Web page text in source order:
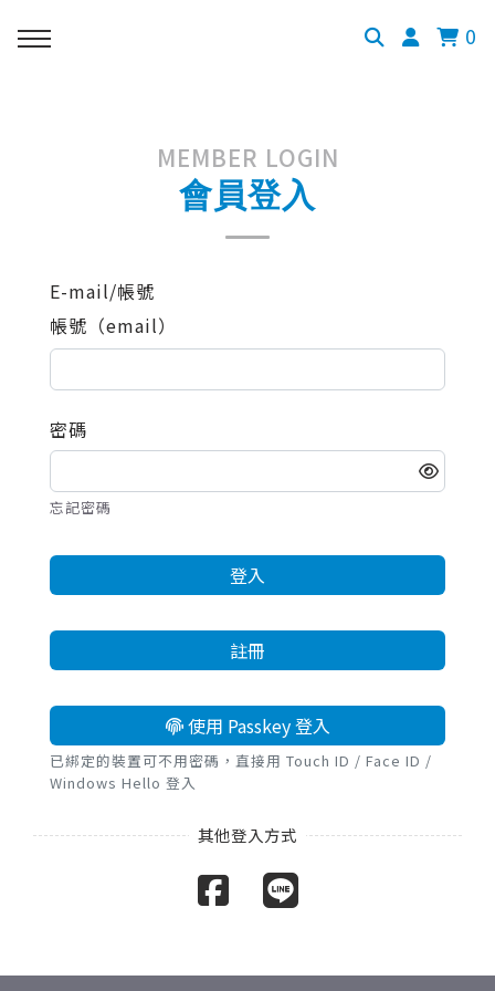
0
MEMBER LOGIN
會員登入
E-mail/帳號
帳號（email）
密碼
忘記密碼
登入
註冊
使用 Passkey 登入
已綁定的裝置可不用密碼，直接用 Touch ID / Face ID /
Windows Hello 登入